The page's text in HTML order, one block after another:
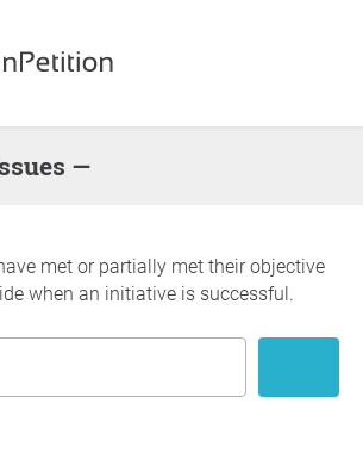
—
met or partially met their objective
when an initiative is successful.